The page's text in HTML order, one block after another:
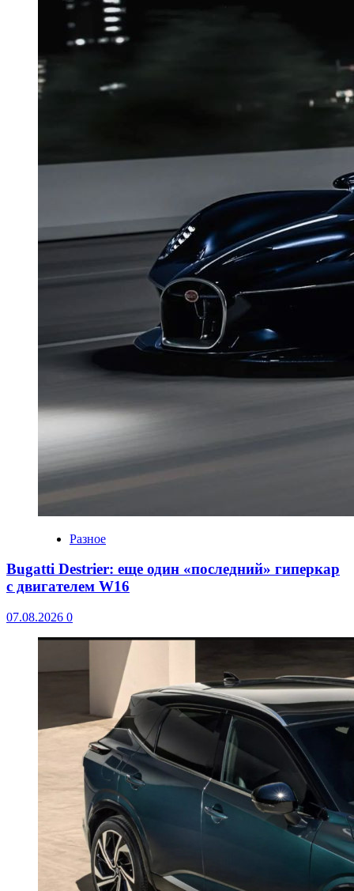
Разное
Bugatti Destrier: еще один «последний» гиперкар
с двигателем W16
07.08.2026 0